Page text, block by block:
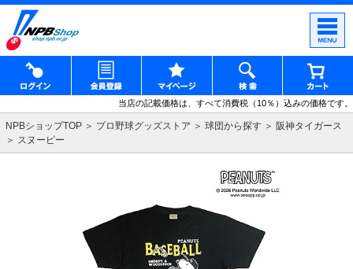
当店の記載価格は、すべて消費税（10％）込みの価格です。
NPBショップTOP プロ野球グッズストア 球団から探す
阪神タイガース
スヌーピー